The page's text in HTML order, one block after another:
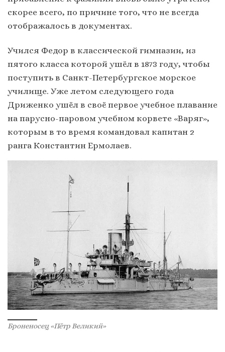
скорее всего, по причине того, что не всегда
отображалось в документах.
Учился Федор в классической гимназии, из
пятого класса которой ушёл в 1873 году, чтобы
поступить в Санкт-Петербургское морское
училище. Уже летом следующего года
Дриженко ушёл в своё первое учебное плавание
на парусно-паровом учебном корвете «Варяг»,
которым в то время командовал капитан 2
ранга Константин Ермолаев.
Броненосец «Пётр Великий»